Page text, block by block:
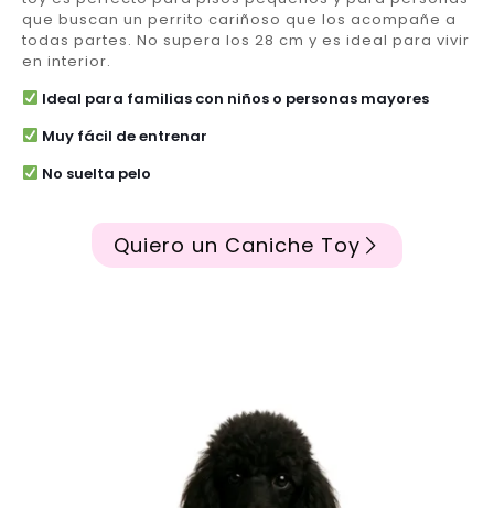
que buscan un perrito cariñoso que los acompañe a
todas partes. No supera los 28 cm y es ideal para vivir
en interior.
Ideal para familias con niños o personas mayores
Muy fácil de entrenar
No suelta pelo
Quiero un Caniche Toy